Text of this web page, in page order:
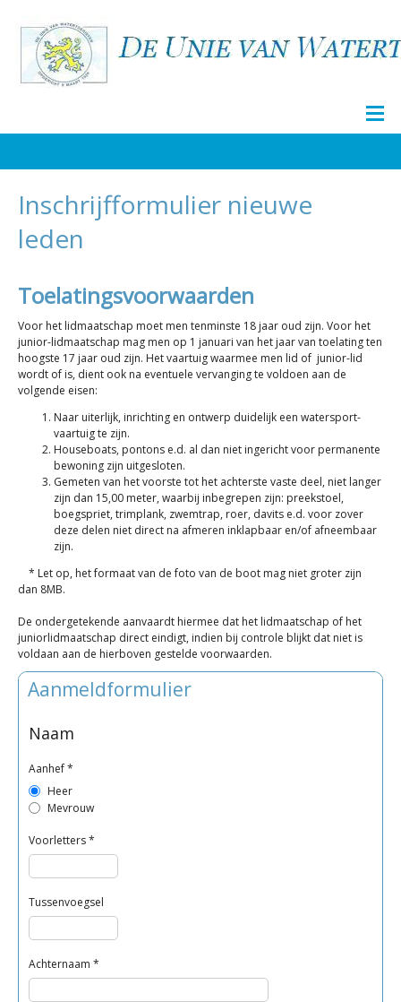
Inschrijfformulier nieuwe
leden
Toelatingsvoorwaarden
Voor het lidmaatschap moet men tenminste 18 jaar oud zijn. Voor het
junior-lidmaatschap mag men op 1 januari van het jaar van toelating ten
hoogste 17 jaar oud zijn. Het vaartuig waarmee men lid of junior-lid
wordt of is, dient ook na eventuele vervanging te voldoen aan de
volgende eisen:
Naar uiterlijk, inrichting en ontwerp duidelijk een watersport-
vaartuig te zijn.
Houseboats, pontons e.d. al dan niet ingericht voor permanente
bewoning zijn uitgesloten.
Gemeten van het voorste tot het achterste vaste deel, niet langer
zijn dan 15,00 meter, waarbij inbegrepen zijn: preekstoel,
boegspriet, trimplank, zwemtrap, roer, davits e.d. voor zover
deze delen niet direct na afmeren inklapbaar en/of afneembaar
zijn.
* Let op, het formaat van de foto van de boot mag niet groter zijn
dan 8MB.
De ondergetekende aanvaardt hiermee dat het lidmaatschap of het
juniorlidmaatschap direct eindigt, indien bij controle blijkt dat niet is
voldaan aan de hierboven gestelde voorwaarden.
Aanmeldformulier
Naam
Aanhef*
Heer
Mevrouw
Voorletters*
Tussenvoegsel
Achternaam *